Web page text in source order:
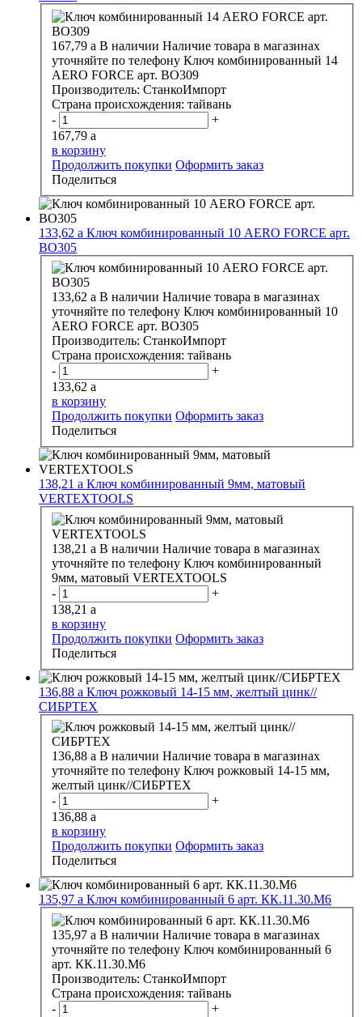
167,79 a В наличии Наличие товара в магазинах
уточняйте по телефону Ключ комбинированный 14
АERO FORCE арт. ВО309
Производитель: СтанкоИмпорт
Страна происхождения: тайвань
-
+
167,79 a
в корзину
Продолжить покупки Оформить заказ
Поделиться
133,62 a Ключ комбинированный 10 АERO FORCE арт.
ВО305
133,62 a В наличии Наличие товара в магазинах
уточняйте по телефону Ключ комбинированный 10
АERO FORCE арт. ВО305
Производитель: СтанкоИмпорт
Страна происхождения: тайвань
-
+
133,62 a
в корзину
Продолжить покупки Оформить заказ
Поделиться
138,21 a Ключ комбинированный 9мм, матовый
VERTEXTOOLS
138,21 a В наличии Наличие товара в магазинах
уточняйте по телефону Ключ комбинированный
9мм, матовый VERTEXTOOLS
-
+
138,21 a
в корзину
Продолжить покупки Оформить заказ
Поделиться
136,88 a Ключ рожковый 14-15 мм, желтый цинк//
СИБРТЕХ
136,88 a В наличии Наличие товара в магазинах
уточняйте по телефону Ключ рожковый 14-15 мм,
желтый цинк//СИБРТЕХ
-
+
136,88 a
в корзину
Продолжить покупки Оформить заказ
Поделиться
135,97 a Ключ комбинированный 6 арт. КК.11.30.М6
135,97 a В наличии Наличие товара в магазинах
уточняйте по телефону Ключ комбинированный 6
арт. КК.11.30.М6
Производитель: СтанкоИмпорт
Страна происхождения: тайвань
-
+